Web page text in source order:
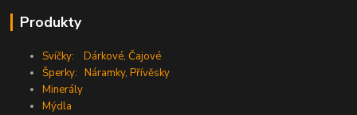
Produkty
Svíčky: Dárkové,Čajové
Šperky: Náramky,Přívěsky
Minerály
Mýdla